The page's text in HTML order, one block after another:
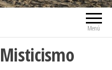
Menú